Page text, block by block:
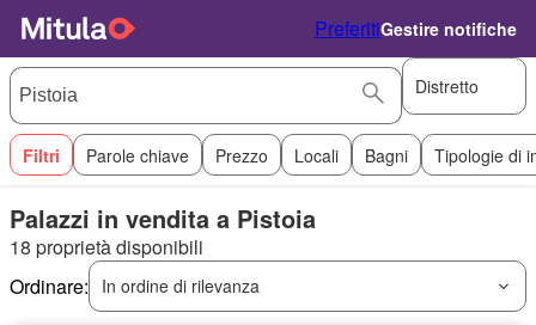
PreferitiGestire notifiche
Distretto
Filtri Parole chiave Prezzo Locali Bagni Tipologie di
Palazzi in vendita a Pistoia
18 proprietà disponibili
Ordinare:
In ordine di rilevanza